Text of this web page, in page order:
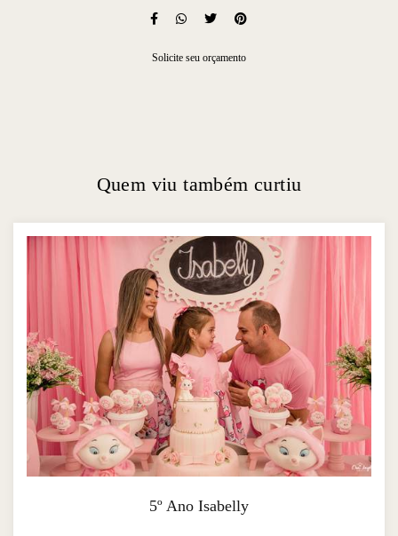
Solicite seu orçamento
Quem viu também curtiu
5º Ano Isabelly